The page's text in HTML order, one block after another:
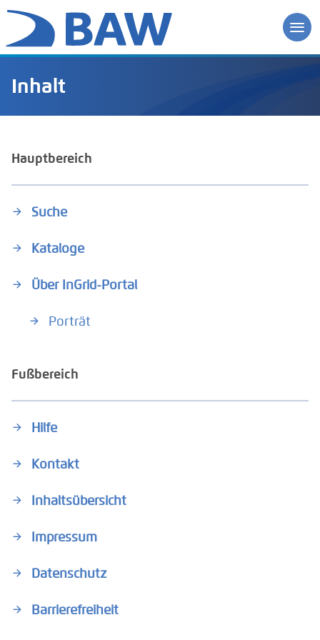
Inhalt
Hauptbereich
Suche
Kataloge
Über InGrid-Portal
Porträt
Fußbereich
Hilfe
Kontakt
Inhaltsübersicht
Impressum
Datenschutz
Barrierefreiheit